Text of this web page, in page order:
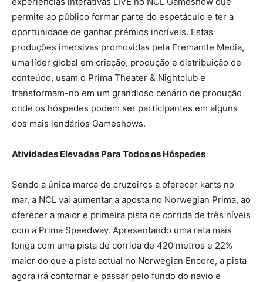
permite ao público formar parte do espetáculo e ter a
oportunidade de ganhar prémios incríveis. Estas
produções imersivas promovidas pela Fremantle Media,
uma líder global em criação, produção e distribuição de
conteúdo, usam o Prima Theater & Nightclub e
transformam-no em um grandioso cenário de produção
onde os hóspedes podem ser participantes em alguns
dos mais lendários Gameshows.
Atividades Elevadas Para Todos os Hóspedes
Sendo a única marca de cruzeiros a oferecer karts no
mar, a NCL vai aumentar a aposta no Norwegian Prima, ao
oferecer a maior e primeira pista de corrida de três níveis
com a Prima Speedway. Apresentando uma reta mais
longa com uma pista de corrida de 420 metros e 22%
maior do que a pista actual no Norwegian Encore, a pista
agora irá contornar e passar pelo fundo do navio e